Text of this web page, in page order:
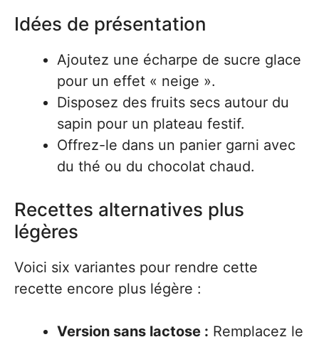
Idées de présentation
Ajoutez une écharpe de sucre glace
pour un effet « neige ».
Disposez des fruits secs autour du
sapin pour un plateau festif.
Offrez-le dans un panier garni avec
du thé ou du chocolat chaud.
Recettes alternatives plus
légères
Voici six variantes pour rendre cette
recette encore plus légère :
Version sans lactose : Remplacez le